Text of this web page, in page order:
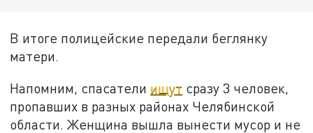
В итоге полицейские передали беглянку
матери.
Напомним, спасатели ищут сразу 3 человек,
пропавших в разных районах Челябинской
области. Женщина вышла вынести мусор и не